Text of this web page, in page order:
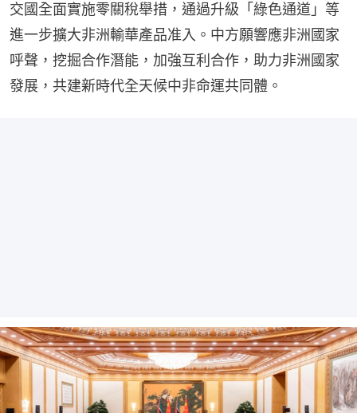
交國全面實施零關稅舉措，通過升級「綠色通道」等
進一步擴大非洲輸華產品准入。中方願響應非洲國家
呼聲，挖掘合作潛能，加強互利合作，助力非洲國家
發展，共建新時代全天候中非命運共同體。